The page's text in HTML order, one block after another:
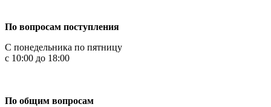
По вопросам поступления
С понедельника по пятницу
с 10:00 до 18:00
По общим вопросам